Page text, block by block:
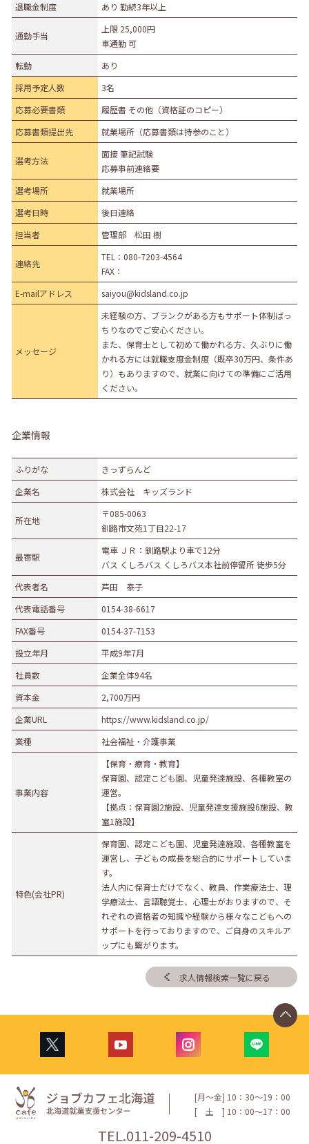
退職金制度
あり 勤続3年以上
通勤手当
上限 25,000円
車通勤 可
転勤
あり
採用予定人数
3名
応募必要書類
履歴書 その他（資格証のコピー）
応募書類提出先
就業場所（応募書類は持参のこと）
選考方法
面接 筆記試験
応募事前連絡要
選考場所
就業場所
選考日時
後日連絡
担当者
管理部 松田 樹
連絡先
TEL： 080-7203-4564
FAX：
E-mailアドレス
saiyou@kidsland.co.jp
メッセージ
未経験の方、ブランクがある方もサポート体制ばっ
ちりなのでご安心ください。
また、保育士として初めて働かれる方、久ぶりに働
かれる方には就職支度金制度（既卒30万円、条件あ
り）もありますので、就業に向けての準備にご活用
ください。
企業情報
ふりがな
きっずらんど
企業名
株式会社 キッズランド
所在地
〒085-0063
釧路市文苑1丁目22-17
最寄駅
電車 ＪＲ：釧路駅より車で12分
バス くしろバス くしろバス本社前停留所 徒歩5分
代表者名
芦田 泰子
代表電話番号
0154-38-6617
FAX番号
0154-37-7153
設立年月
平成9年7月
社員数
企業全体94名
資本金
2,700万円
企業URL
https://www.kidsland.co.jp/
業種
社会福祉・介護事業
事業内容
【保育・療育・教育】
保育園、認定こども園、児童発達施設、各種教室の
運営。
【拠点：保育園2施設、児童発達支援施設6施設、教
室1施設】
特色(会社PR)
保育園、認定こども園、児童発達施設、各種教室を
運営し、子どもの成長を総合的にサポートしていま
す。
法人内に保育士だけでなく、教員、作業療法士、理
学療法士、言語聴覚士、心理士がおりますので、そ
れぞれの資格者の知識や経験から様々なこどもへの
サポートを行っておりますので、ご自身のスキルア
ップにも繋がります。
求人情報検索一覧に戻る
[月〜金] 10：30〜19：00
[
土 ] 10：00〜17：00
TEL.011-209-4510